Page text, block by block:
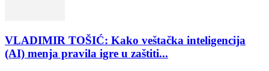
VLADIMIR TOŠIĆ: Kako veštačka inteligencija
(AI) menja pravila igre u zaštiti...